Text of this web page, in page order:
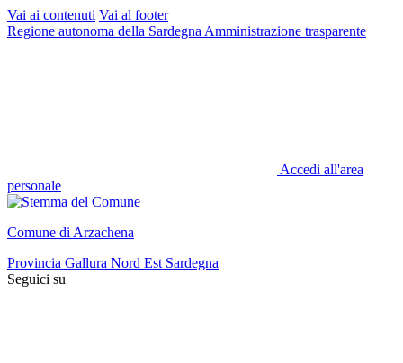
Vai ai contenuti Vai al footer
Regione autonoma della Sardegna Amministrazione trasparente
Accedi all'area
personale
Comune di Arzachena
Provincia Gallura Nord Est Sardegna
Seguici su